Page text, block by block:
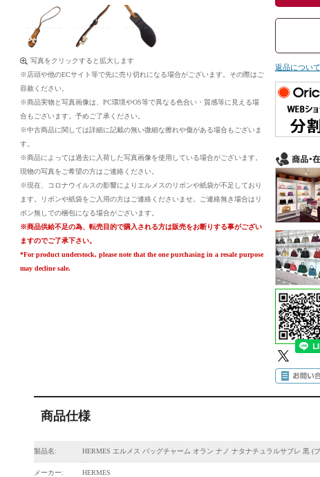
写真をクリックすると拡大します
※店頭や他のECサイト等で先に売り切れになる場合がございます。その際はご
容赦ください。
※商品実物と写真画像は、PC環境やOS等で異なる色合い・質感等に見える場
合もございます。予めご了承ください。
※中古商品に関しては詳細に記載の無い微細な擦れや傷がある場合もございま
す。
※商品によっては過去に入荷した写真画像を使用している場合がございます。
現物の写真をご希望の方はご連絡ください。
※現在、コロナウイルスの影響によりエルメスのリボンや紙袋が不足しており
ます。リボンや紙袋をご入用の方はご連絡くださいませ。ご連絡無き場合はリ
ボン無しでの梱包になる場合がございます。
※商品供給不足の為、転売目的で購入される方は販売をお断りする事がござい
ますのでご了承下さい。
*For product understock, please note that the one purchasing in a resale purpose
may decline sale.
返品につい
商品仕様
製品名: HERMES エルメス バッグチャーム オラン ナノ ナタナチュラルサブレ 黒 (ブ
メーカー: HERMES